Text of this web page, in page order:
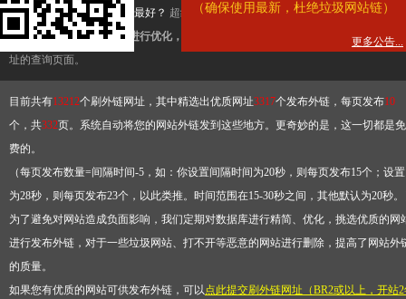
3、如何使用超级外链效果最好？ 超级外链不同于普通的外链，它是动态的链接，
有频繁使用超级外链工具进行优化，才能获得稳定的外链
，最终使搜索引擎收录带
址的查询页面。
目前共有13212个刷外链网址，其中精选出优质网址3317个发布外链，每页发布10
个，共332页。系统自动将您的网站外链发到这些地方。更奇妙的是，这一切都是免
费的。
（每页发布数量=间隔时间-5，如：你设置间隔时间为20秒，则每页发布15个；设置
为28秒，则每页发布23个，以此类推。时间范围在15-30秒之间，其他默认为20秒
为了避免对网站造成负面影响，我们定期对数据库进行精简、优化，挑选优质的网
进行发布外链，对于一些垃圾网站、打不开等恶意的网站进行删除，提高了网站外
的质量。
如果您有优质的网站可供发布外链，可以点此提交刷外链网址（BR2或以上，开站
（确保使用最新，杜绝垃圾网站链）
更多公告...